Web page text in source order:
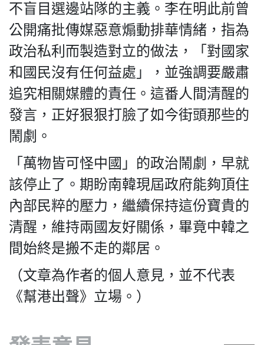
不盲目選邊站隊的主義。李在明此前曾
公開痛批傳媒惡意煽動排華情緒，指為
政治私利而製造對立的做法，「對國家
和國民沒有任何益處」，並強調要嚴肅
追究相關媒體的責任。這番人間清醒的
發言，正好狠狠打臉了如今街頭那些的
鬧劇。
「萬物皆可怪中國」的政治鬧劇，早就
該停止了。期盼南韓現屆政府能夠頂住
內部民粹的壓力，繼續保持這份寶貴的
清醒，維持兩國友好關係，畢竟中韓之
間始終是搬不走的鄰居。
（文章為作者的個人意見，並不代表
《幫港出聲》立場。）